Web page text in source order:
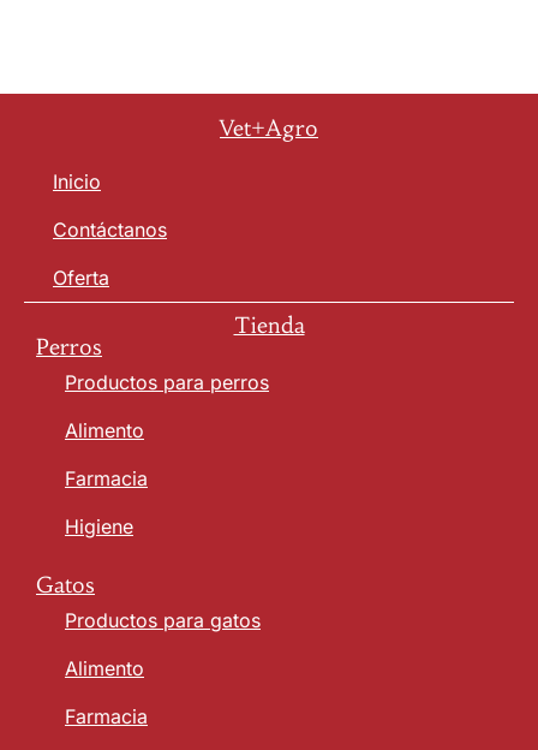
Vet+Agro
Inicio
Contáctanos
Oferta
Tienda
Perros
Productos para perros
Alimento
Farmacia
Higiene
Gatos
Productos para gatos
Alimento
Farmacia